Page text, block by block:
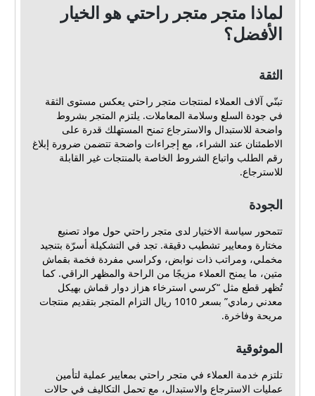
لماذا متجر متجر راحتي هو الخيار
الأفضل؟
الثقة
تبنّي آلاف العملاء لمنتجات متجر راحتي يعكس مستوى الثقة
في جودة السلع وسلامة المعاملات. يلتزم المتجر بشروط
واضحة للاستبدال والاسترجاع تمنح المستهلك قدرة على
الاطمئنان عند الشراء، مع إجراءات واضحة تتضمن ضرورة إبلاغ
رقم الطلب واتباع الشروط الخاصة بالمنتجات غير القابلة
للاسترجاع.
الجودة
تتمحور سياسة الاختيار لدى متجر راحتي حول مواد تصنيع
مختارة ومعايير تشطيب دقيقة. تجد في التشكيلة أسرّة بتنجيد
مخملي، ومراتب ذات نوابض، وكراسي مفردة فخمة بقماش
متين، ما يمنح العملاء مزيجًا من الراحة والمظهر الراقي. كما
تُظهر قطع مثل “كرسي استرخاء هزاز دوار قماش بهيكل
معدني رمادي” بسعر 1010 ريال التزام المتجر بتقديم منتجات
مريحة وفاخرة.
الموثوقية
تلتزم خدمة العملاء في متجر راحتي بمعايير عملية لتأمين
عمليات الاسترجاع والاستبدال، مع تحمل التكاليف في حالات